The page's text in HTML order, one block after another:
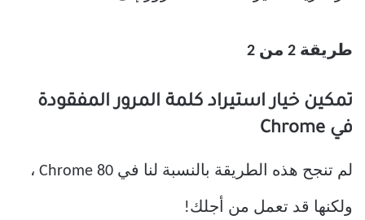
طريقة 2 من 2
تمكين خيار استيراد كلمة المرور المفقودة
في Chrome
لم تنجح هذه الطريقة بالنسبة لنا في Chrome 80 ،
ولكنها قد تعمل من أجلك!